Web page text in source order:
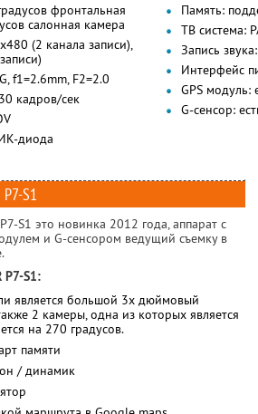
фронтальная
салонная камера
(2 канала записи),
f1=2.6mm, F2=2.0
кадров/сек
диода
Память:
ТВ система:
Запись
Интерфейс
GPS модуль:
G-сенсор:
S1
S1 это новинка 2012 года, аппарат с
и G-сенсором ведущий съемку в
P7-S1:
является большой 3х дюймовый
2 камеры, одна из которых является
на 270 градусов.
памяти
/ динамик